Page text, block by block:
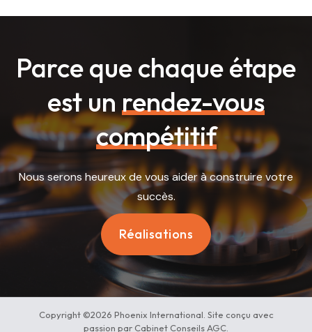
Parce que chaque étape
est un rendez-vous
compétitif
Nous serons heureux de vous aider à construire votre
succès.
Réalisations
Copyright ©2026 Phoenix International. Site conçu avec
passion par Cabinet Conseils AGC.